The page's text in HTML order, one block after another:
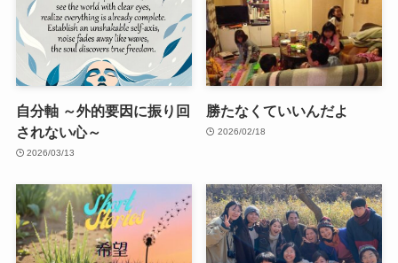
自分軸 ～外的要因に振り回
されない心～
2026/03/13
勝たなくていいんだよ
2026/02/18